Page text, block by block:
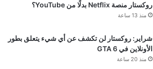
روكستار منصة Netflix بدلًا من YouTube؟
منذ 13 ساعة
شراير: روكستار لن تكشف عن أي شيء يتعلق بطور
الأونلاين في GTA 6
منذ 20 ساعة